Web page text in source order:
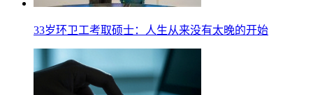
33岁环卫工考取硕士：人生从来没有太晚的开始